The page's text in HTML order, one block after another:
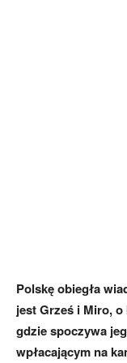
Polskę obiegła
jest Grześ i Miro,
gdzie spoczywa
wpłacającym na